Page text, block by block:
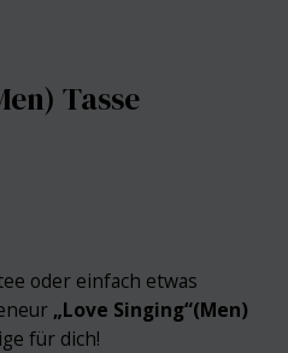
Tasse
oder einfach etwas
„Love Singing“(Men)
für dich!